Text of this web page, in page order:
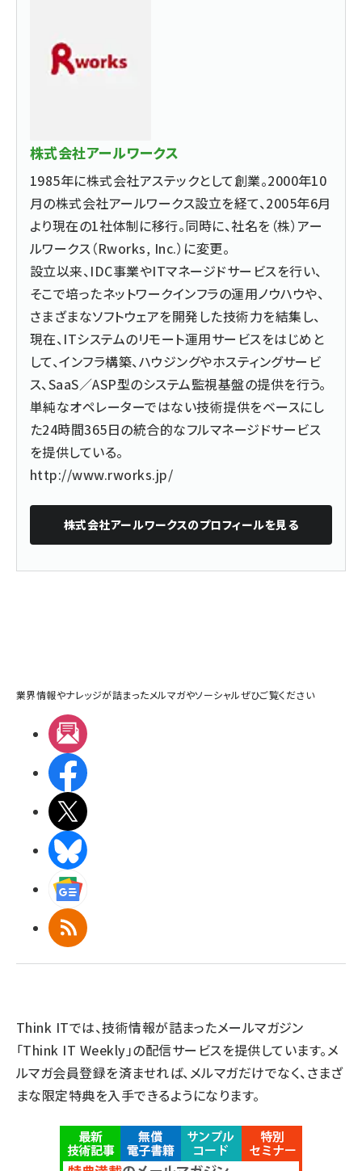
株式会社アールワークス
1985年に株式会社アステックとして創業。2000年10
月の株式会社アールワークス設立を経て、2005年6月
より現在の1社体制に移行。同時に、社名を（株）アー
ルワークス（Rworks, Inc.）に変更。
設立以来、IDC事業やITマネージドサービスを行い、
そこで培ったネットワークインフラの運用ノウハウや、
さまざまなソフトウェアを開発した技術力を結集し、
現在、ITシステムのリモート運用サービスをはじめと
して、インフラ構築、ハウジングやホスティングサービ
ス、SaaS／ASP型のシステム監視基盤の提供を行う。
単純なオペレーターではない技術提供をベースにし
た24時間365日の統合的なフルマネージドサービス
を提供している。
http://www.rworks.jp/
株式会社アールワークスのプロフィールを見る
業界情報やナレッジが詰まったメルマガやソーシャルぜひご覧ください
RSS
Think ITでは、技術情報が詰まったメールマガジン
「Think IT Weekly」の配信サービスを提供しています。メ
ルマガ会員登録を済ませれば、メルマガだけでなく、さまざ
まな限定特典を入手できるようになります。